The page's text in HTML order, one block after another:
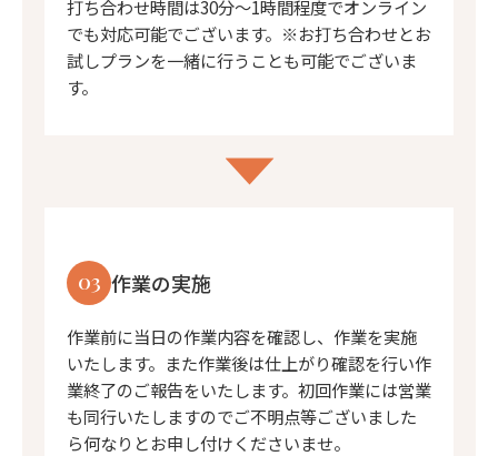
打ち合わせ時間は30分〜1時間程度でオンライン
でも対応可能でございます。※お打ち合わせとお
試しプランを一緒に行うことも可能でございま
す。
03 作業の実施
作業前に当日の作業内容を確認し、作業を実施
いたします。また作業後は仕上がり確認を行い作
業終了のご報告をいたします。初回作業には営業
も同行いたしますのでご不明点等ございました
ら何なりとお申し付けくださいませ。